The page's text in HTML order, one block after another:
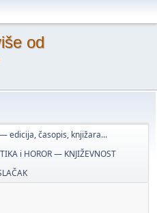
od
edicija, časopis, knjižara...
i HOROR — KNJIŽEVNOST